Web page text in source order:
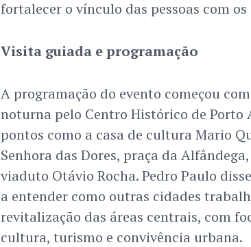
fortalecer o vínculo das pessoas com
Visita guiada e programação
A programação do evento começou
noturna pelo Centro Histórico de Porto
pontos como a casa de cultura Mario
Senhora das Dores, praça da
viaduto Otávio Rocha. Pedro Paulo
a entender como outras cidades
revitalização das áreas centrais, com
cultura, turismo e convivência urbana.